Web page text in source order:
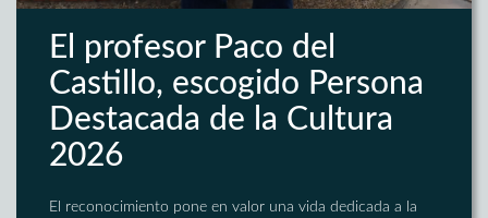
El profesor Paco del
Castillo, escogido Persona
Destacada de la Cultura
2026
El reconocimiento pone en valor una vida dedicada a la